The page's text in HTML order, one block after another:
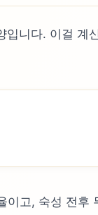
니다. 이걸 계
이고, 숙성 전후